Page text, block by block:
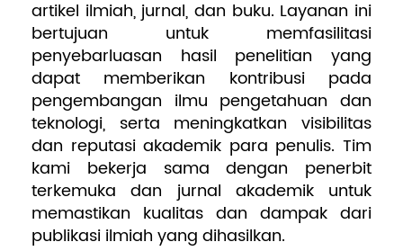
artikel ilmiah, jurnal, dan buku. Layanan ini
bertujuan untuk memfasilitasi
penyebarluasan hasil penelitian yang
dapat memberikan kontribusi pada
pengembangan ilmu pengetahuan dan
teknologi, serta meningkatkan visibilitas
dan reputasi akademik para penulis. Tim
kami bekerja sama dengan penerbit
terkemuka dan jurnal akademik untuk
memastikan kualitas dan dampak dari
publikasi ilmiah yang dihasilkan.